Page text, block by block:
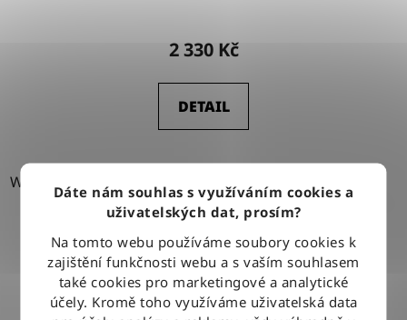
Dáte nám souhlas s využíváním cookies a
uživatelských dat, prosím?
Na tomto webu používáme soubory cookies k
zajištění funkčnosti webu a s vaším souhlasem
také cookies pro marketingové a analytické
účely. Kromě toho využíváme uživatelská data
2 330 Kč
DETAIL
W33-L32 W40-L34 W44-L32 W44-L34